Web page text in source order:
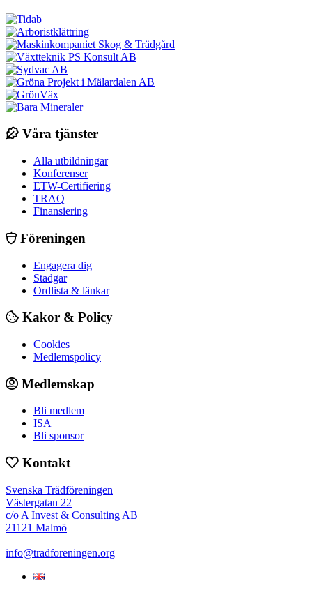
Våra tjänster
Alla utbildningar
Konferenser
ETW-Certifiering
TRAQ
Finansiering
Föreningen
Engagera dig
Stadgar
Ordlista & länkar
Kakor & Policy
Cookies
Medlemspolicy
Medlemskap
Bli medlem
ISA
Bli sponsor
Kontakt
Svenska Trädföreningen
Västergatan 22
c/o A Invest & Consulting AB
21121 Malmö
info@tradforeningen.org